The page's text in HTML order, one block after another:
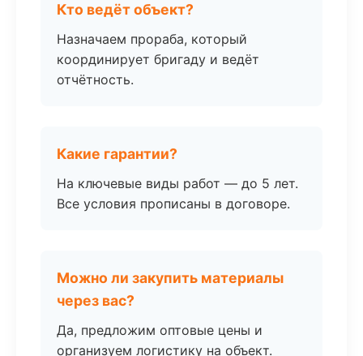
Кто ведёт объект?
Назначаем прораба, который
координирует бригаду и ведёт
отчётность.
Какие гарантии?
На ключевые виды работ — до 5 лет.
Все условия прописаны в договоре.
Можно ли закупить материалы
через вас?
Да, предложим оптовые цены и
организуем логистику на объект.